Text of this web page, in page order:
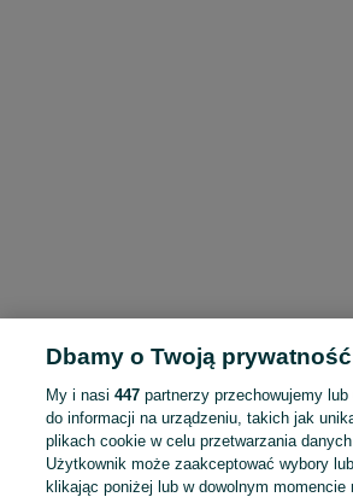
Dbamy o Twoją prywatność
My i nasi447 partnerzy przechowujemy
do informacji na urządzeniu, takich jak
plikach cookie w celu przetwarzania
Użytkownik może zaakceptować wybory
klikając poniżej lub w dowolnym momencie